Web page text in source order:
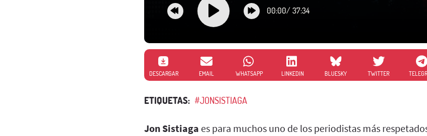
00:00/ 37:34
DESCARGAR EMAIL WHATSAPP LINKEDIN BLUESKY TWITTER
ETIQUETAS: #JONSISTIAGA
Jon Sistiaga es para muchos uno de los periodistas más